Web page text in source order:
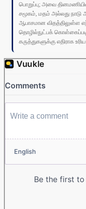
பொறுப்பு; அவை
சமூகம், மதம் அல்லது நாடு
ஆபாசமான விதத்திலுள்ள
தொழில்நுட்பக்
கருத்துகளுக்கு எதிராக